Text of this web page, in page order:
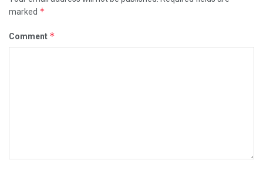
marked *
Comment *